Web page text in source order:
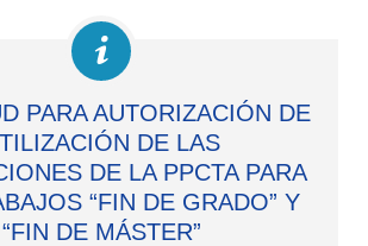
PARA AUTORIZACIÓN DE
DE LAS
DE LA PPCTA PARA
“FIN DE GRADO” Y
“FIN DE MÁSTER”